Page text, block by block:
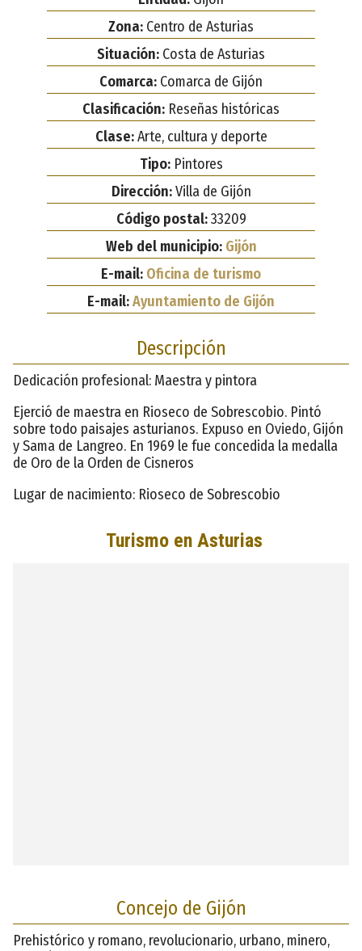
Zona: Centro de Asturias
Situación: Costa de Asturias
Comarca: Comarca de Gijón
Clasificación: Reseñas históricas
Clase:Arte, cultura y deporte
Tipo:Pintores
Dirección:Villa de Gijón
Código postal:33209
Web del municipio: Gijón
E-mail: Oficina de turismo
E-mail:Ayuntamiento de Gijón
Descripción
Dedicación profesional: Maestra y pintora
Ejerció de maestra en Rioseco de Sobrescobio. Pintó
sobre todo paisajes asturianos. Expuso en Oviedo, Gijón
y Sama de Langreo. En 1969 le fue concedida la medalla
de Oro de la Orden de Cisneros
Lugar de nacimiento: Rioseco de Sobrescobio
Concejo de Gijón
Prehistórico y romano, revolucionario, urbano, minero,